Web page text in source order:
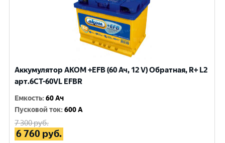
Аккумулятор AKOM +EFB (60 Ач, 12 V) Обратная, R+ L2
арт.6CТ-60VL EFBR
Емкость:60 Ач
Пусковой ток:600 A
7 300руб.
6 760 руб.